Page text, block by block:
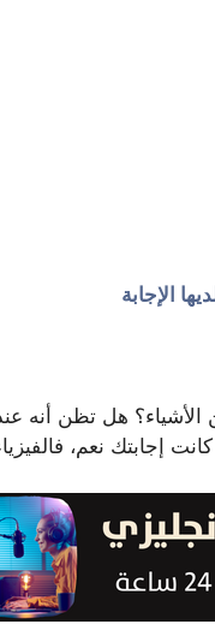
الإجابة
هل تظن أنه
إجابتك نعم،